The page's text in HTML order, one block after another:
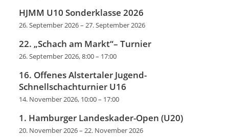
HJMM U10 Sonderklasse 2026
26. September 2026–27. September 2026
22. „Schach am Markt“– Turnier
26. September 2026, 8:00– 17:00
16. Offenes Alstertaler Jugend-
Schnellschachturnier U16
14. November 2026, 10:00– 17:00
1. Hamburger Landeskader-Open (U20)
20. November 2026–22. November 2026